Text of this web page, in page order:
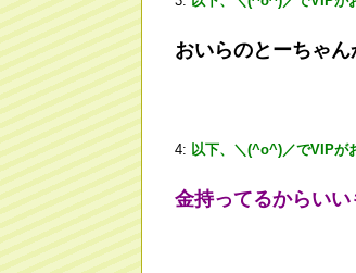
おいらのとーちゃん
4: 以下、＼(^o^)／でVIPが
金持ってるからい